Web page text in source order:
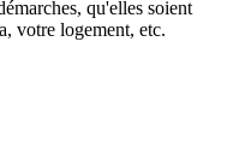
qu'elles soient
votre logement, etc.